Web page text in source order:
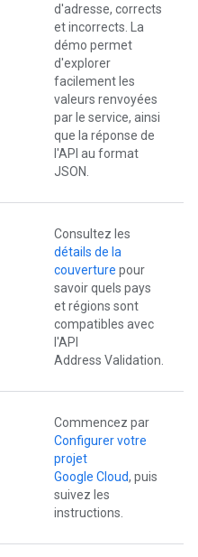
d'adresse, corrects
et incorrects. La
démo permet
d'explorer
facilement les
valeurs renvoyées
par le service, ainsi
que la réponse de
l'API au format
JSON.
Consultez les
détails de la
couverture pour
savoir quels pays
et régions sont
compatibles avec
l'API
Address Validation.
Commencez par
Configurer votre
projet
Google Cloud, puis
suivez les
instructions.